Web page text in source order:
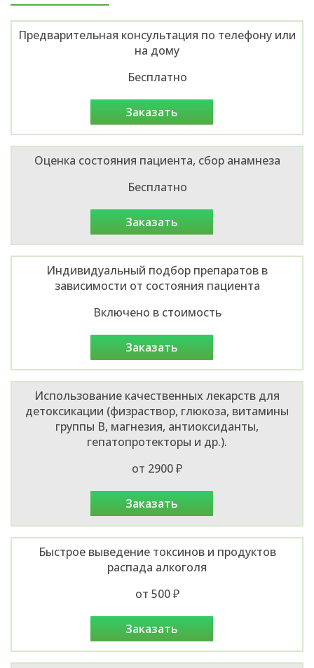
Предварительная консультация по телефону или
на дому
Бесплатно
заказать
Оценка состояния пациента, сбор анамнеза
Бесплатно
заказать
Индивидуальный подбор препаратов в
зависимости от состояния пациента
Включено в стоимость
заказать
Использование качественных лекарств для
детоксикации (физраствор, глюкоза, витамины
группы B, магнезия, антиоксиданты,
гепатопротекторы и др.).
от 2900 ₽
заказать
Быстрое выведение токсинов и продуктов
распада алкоголя
от 500 ₽
заказать